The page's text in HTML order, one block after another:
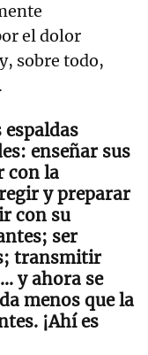
el dolor
sobre todo,
enseñar sus
con la
y preparar
con su
ser
transmitir
y ahora se
menos que la
¡Ahí es